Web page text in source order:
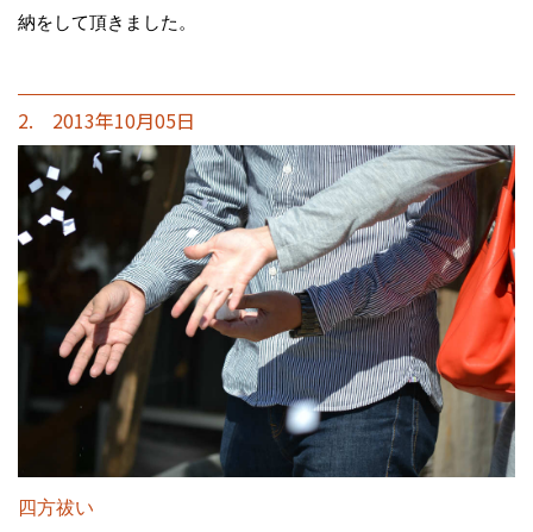
納をして頂きました。
2. 2013年10月05日
四方祓い